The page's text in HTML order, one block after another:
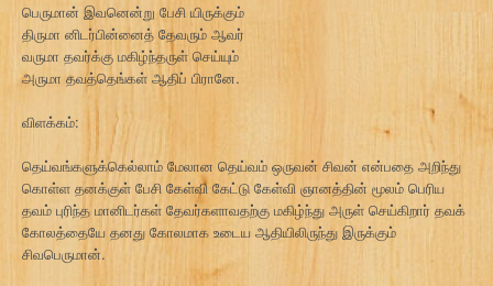
பெருமான் இவனென்று பேசி யிருக்கும்
திருமா னிடர்பின்னைத் தேவரும் ஆவர்
வருமா தவர்க்கு மகிழ்ந்தருள் செய்யும்
அருமா தவத்தெங்கள் ஆதிப் பிரானே.
விளக்கம்:
தெய்வங்களுக்கெல்லாம் மேலான தெய்வம் ஒருவன் சிவன் என்பதை அறிந்து
கொள்ள தனக்குள் பேசி கேள்வி கேட்டு கேள்வி ஞானத்தின் மூலம் பெரிய
தவம் புரிந்த மானிடர்கள் தேவர்களாவதற்கு மகிழ்ந்து அருள் செய்கிறார் தவக்
கோலத்தையே தனது கோலமாக உடைய ஆதியிலிருந்து இருக்கும்
சிவபெருமான்.